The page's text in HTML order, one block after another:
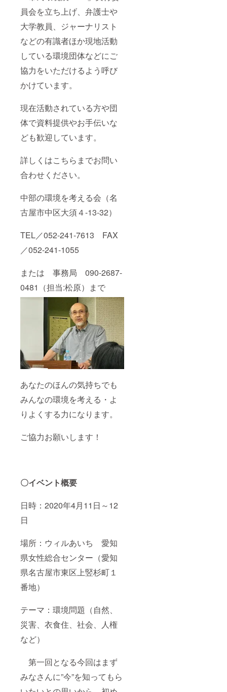
員会を立ち上げ、弁護士や
大学教員、ジャーナリスト
などの有識者ほか現地活動
している環境団体などにご
協力をいただけるよう呼び
かけています。
現在活動されている方や団
体で資料提供やお手伝いな
ども歓迎しています。
詳しくはこちらまでお問い
合わせください。
中部の環境を考える会（名
古屋市中区大須４-13-32）
TEL／052-241-7613 FAX
／052-241-1055
または 事務局 090-2687-
0481（担当:松原）まで
あなたのほんの気持ちでも
みんなの環境を考える・よ
りよくする力になります。
ご協力お願いします！
〇イベント概要
日時：2020年4月11日～12
日
場所：ウィルあいち 愛知
県女性総合センター（愛知
県名古屋市東区上竪杉町１
番地）
テーマ：環境問題（自然、
災害、衣食住、社会、人権
など）
第一回となる今回はまず
みなさんに”今”を知ってもら